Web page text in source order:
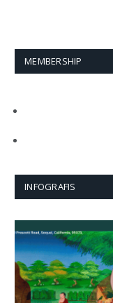
MEMBERSHIP
INFOGRAFIS